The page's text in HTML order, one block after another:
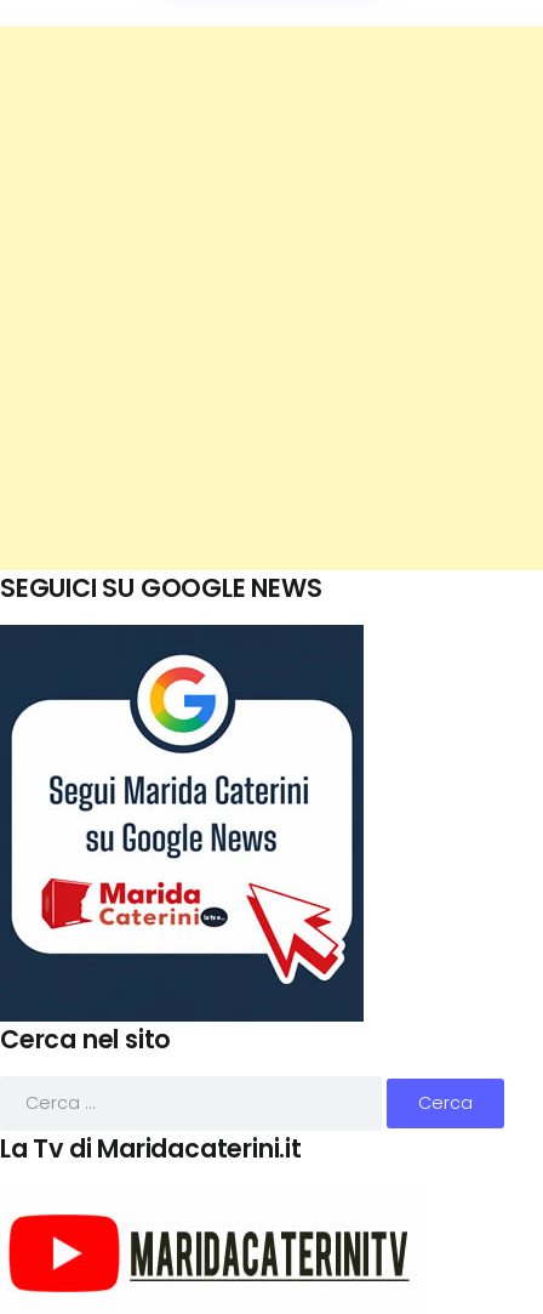
SEGUICI SU GOOGLE NEWS
Cerca nel sito
La Tv di Maridacaterini.it